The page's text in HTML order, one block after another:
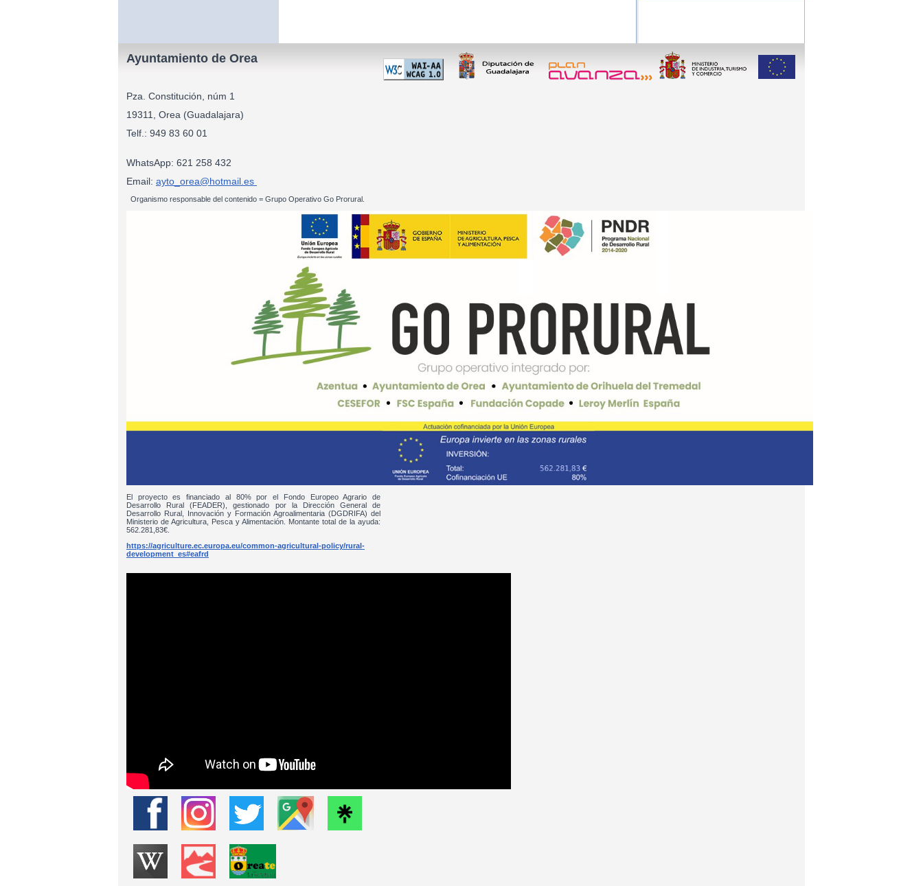
Ayuntamiento de Orea
Pza. Constitución, núm 1
19311, Orea (Guadalajara)
Telf.: 949 83 60 01
WhatsApp: 621 258 432
Email: ayto_orea@hotmail.es
Organismo responsable del contenido = Grupo Operativo Go Prorural.
El proyecto es financiado al 80% por el Fondo Europeo Agrario de
Desarrollo Rural (FEADER), gestionado por la Dirección General de
Desarrollo Rural, Innovación y Formación Agroalimentaria (DGDRIFA) del
Ministerio de Agricultura, Pesca y Alimentación. Montante total de la ayuda:
562.281,83€.
https://agriculture.ec.europa.eu/common-agricultural-policy/rural-
development_es#eafrd